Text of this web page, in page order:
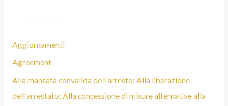
Aggiornamenti
Agreement
Alla mancata convalida dell’arresto; Alla liberazione
dell’arrestato; Alla concessione di misure alternative alla